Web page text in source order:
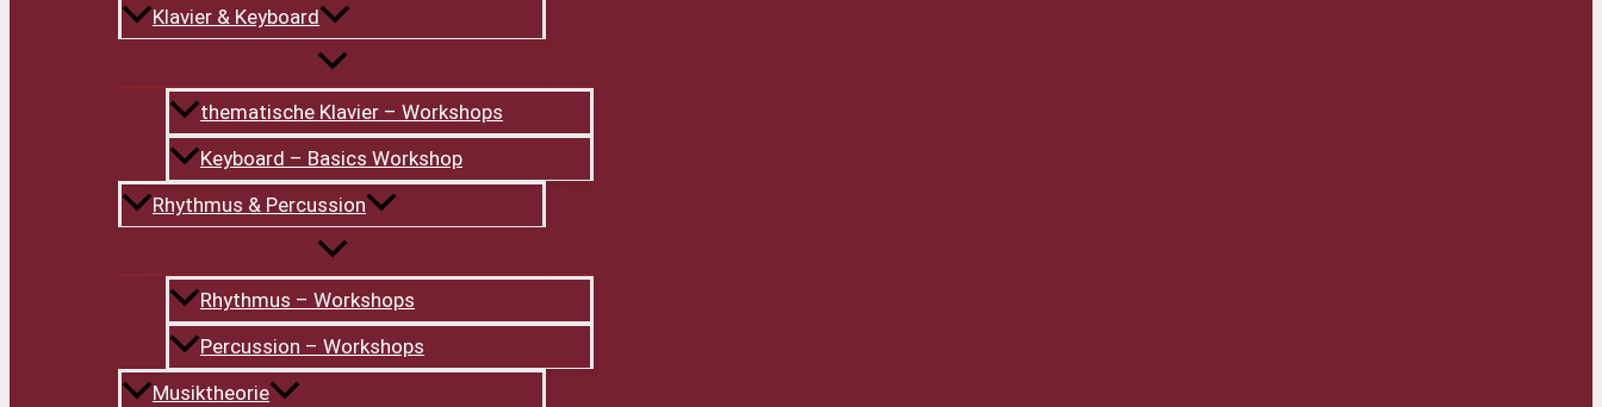
Klavier & Keyboard
thematische Klavier – Workshops
Keyboard – Basics Workshop
Rhythmus & Percussion
Rhythmus – Workshops
Percussion – Workshops
Musiktheorie